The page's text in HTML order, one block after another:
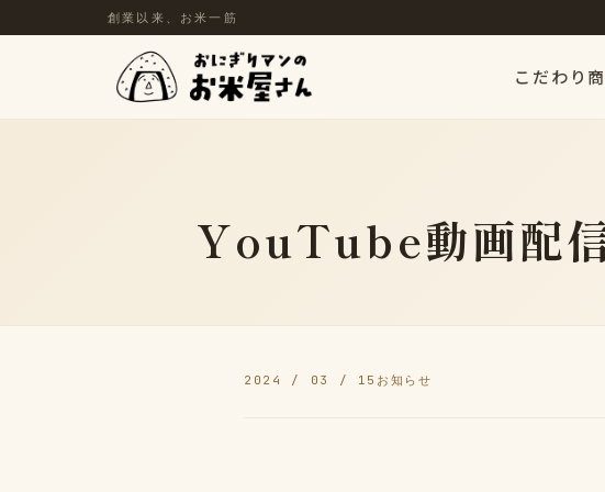
創業以来、お米一筋
こだわり
YouTube動画配
2024 / 03 / 15 お知らせ